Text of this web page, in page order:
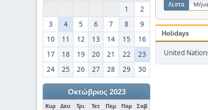
1
2
3
4 5 6 7 8
9
10
11 12 13 14 15
16
17
18 19 20 21 22
23
24
25 26 27 28 29 30
Οκτώβριος 2023
Κυρ Δευ Τρι Τετ Πεμ Παρ Σαβ
Λίστα
Holidays
United